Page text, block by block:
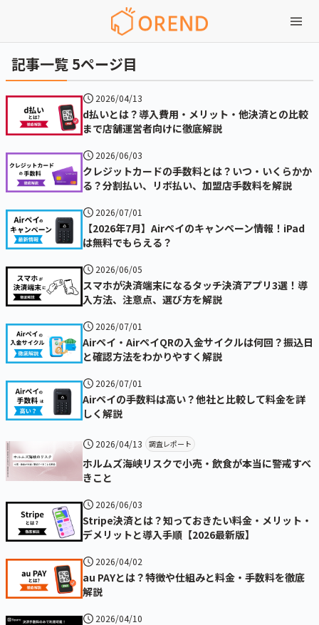
記事一覧 5ページ目
2026/04/13
d払いとは？導入費用・メリット・他決済との比較
まで店舗運営者向けに徹底解説
2026/06/03
クレジットカードの手数料とは？いつ・いくらかか
る？分割払い、リボ払い、加盟店手数料を解説
2026/07/01
【2026年7月】Airペイのキャンペーン情報！iPad
は無料でもらえる？
2026/06/05
スマホが決済端末になるタッチ決済アプリ3選！導
入方法、注意点、選び方を解説
2026/07/01
Airペイ・AirペイQRの入金サイクルは何回？振込日
と確認方法をわかりやすく解説
2026/07/01
Airペイの手数料は高い？他社と比較して料金を詳
しく解説
2026/04/13 調査レポート
ホルムズ海峡リスクで小売・飲食が本当に警戒すべ
きこと
2026/06/03
Stripe決済とは？知っておきたい料金・メリット・
デメリットと導入手順【2026最新版】
2026/04/02
au PAYとは？特徴や仕組みと料金・手数料を徹底
解説
2026/04/10